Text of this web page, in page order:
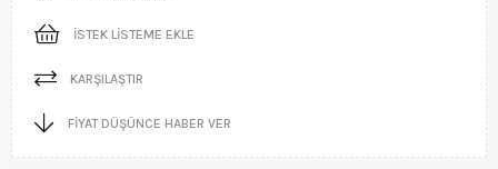
İSTEK LISTEME EKLE
KARŞILAŞTIR
FIYAT DÜŞÜNCE HABER VER